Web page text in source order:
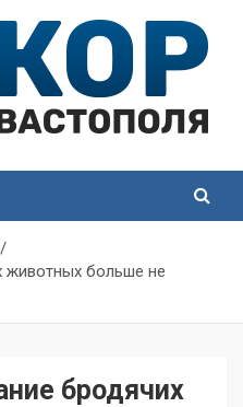
животных больше не
бродячих